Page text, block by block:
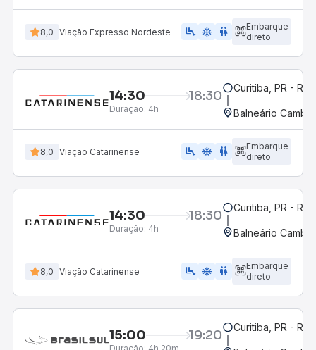
8,0 Viação Expresso Nordeste airline_seat_legroom_extra ac_unit WC
Embarque
direto
14:30 18:30
Duração: 4h
Curitiba, PR -
Balneário
8,0 Viação Catarinense airline_seat_legroom_extra ac_unit WC
Embarque
direto
14:30 18:30
Duração: 4h
Curitiba, PR -
Balneário
8,0 Viação Catarinense airline_seat_legroom_extra ac_unit wc
Embarque
direto
15:00 19:20
Duração: 4h 20m
Curitiba, PR -